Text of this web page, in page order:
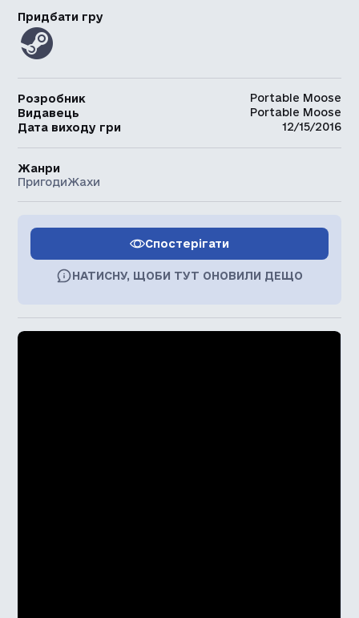
Придбати гру
Розробник
Portable Moose
Видавець
Portable Moose
Дата виходу гри
12/15/2016
Жанри
ПригодиЖахи
Спостерігати
НАТИСНУ, ЩОБИ ТУТ ОНОВИЛИ ДЕЩО